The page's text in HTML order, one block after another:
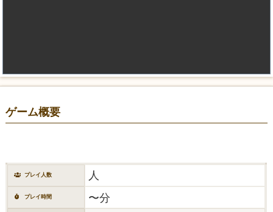
ゲーム概要
プレイ人数 人
プレイ時間 〜分